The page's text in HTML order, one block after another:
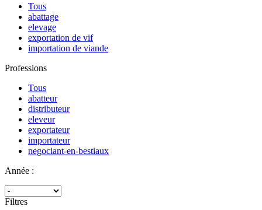
Tous
abattage
elevage
exportation de vif
importation de viande
Professions
Tous
abatteur
distributeur
eleveur
exportateur
importateur
negociant-en-bestiaux
Année :
Filtres